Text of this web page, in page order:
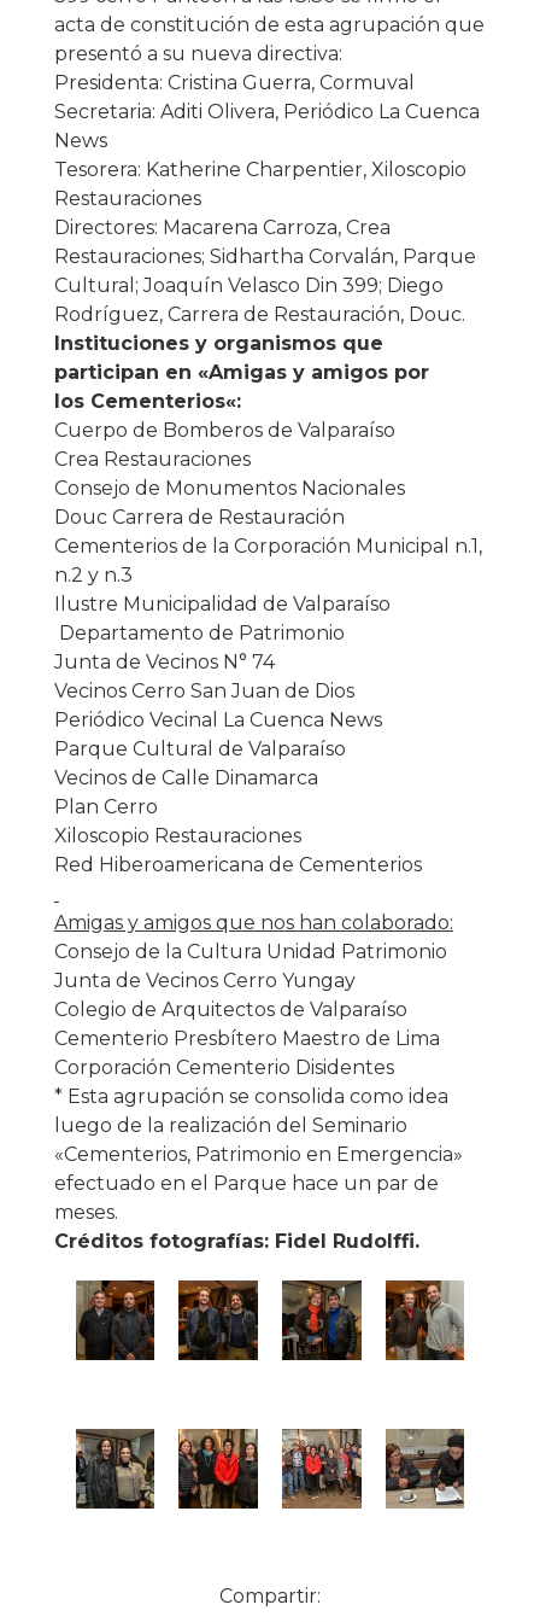
acta de constitución de esta agrupación que
presentó a su nueva directiva:
Presidenta: Cristina Guerra, Cormuval
Secretaria: Aditi Olivera, Periódico La Cuenca
News
Tesorera: Katherine Charpentier, Xiloscopio
Restauraciones
Directores: Macarena Carroza, Crea
Restauraciones; Sidhartha Corvalán, Parque
Cultural; Joaquín Velasco Din 399; Diego
Rodríguez, Carrera de Restauración, Douc.
Instituciones y organismos que
participan en «Amigas y amigospor
los Cementerios«:
Cuerpo de Bomberos de Valparaíso
Crea Restauraciones
Consejo de Monumentos Nacionales
Douc Carrera de Restauración
Cementeriosde la Corporación Municipal n.1,
n.2 y n.3
Ilustre Municipalidad de Valparaíso
Departamento de Patrimonio
Junta de Vecinos N° 74
Vecinos Cerro San Juan de Dios
Periódico Vecinal La Cuenca News
Parque Cultural de Valparaíso
Vecinos de Calle Dinamarca
Plan Cerro
Xiloscopio Restauraciones
Red Hiberoamericana de Cementerios
Amigas y amigosque nos han colaborado:
Consejo de la Cultura Unidad Patrimonio
Junta de Vecinos Cerro Yungay
Colegio de Arquitectos de Valparaíso
Cementerio Presbítero Maestro de Lima
Corporación Cementerio Disidentes
* Esta agrupación se consolida como idea
luego de la realización del Seminario
«Cementerios, Patrimonio en Emergencia»
efectuado en el Parque hace un par de
meses.
Créditos fotografías: Fidel Rudolffi.
Compartir: